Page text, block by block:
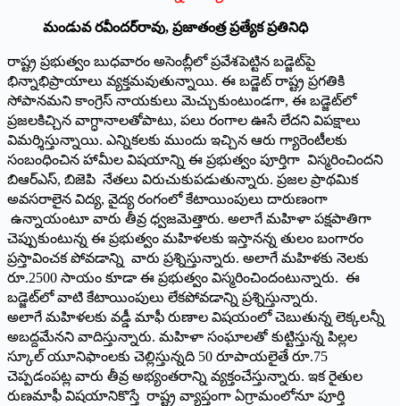
మండువ రవీందర్‌రావు, ప్రజాతంత్ర ప్రత్యేక ప్రతినిధి
రాష్ట్ర ప్రభుత్వం బుధవారం అసెంబ్లీలో ప్రవేశపెట్టిన బడ్జెట్‌పై
భిన్నాభిప్రాయాలు వ్యక్తమవుతున్నాయి. ఈ బడ్జెట్‌ రాష్ట్ర ప్రగతికి
సోపానమని కాంగ్రెస్‌ నాయకులు మెచ్చుకుంటుండగా, ఈ బడ్జెట్‌లో
ప్రజలకిచ్చిన వాగ్ధానాలతోపాటు, పలు రంగాల ఊసే లేదని విపక్షాలు
విమర్శిస్తున్నాయి. ఎన్నికలకు ముందు ఇచ్చిన ఆరు గ్యారెంటీలకు
సంబంధించిన హామీల విషయాన్ని ఈ ప్రభుత్వం పూర్తిగా విస్మరించిందని
బిఆర్‌ఎస్‌, బిజెపి నేతలు విరుచుకుపడుతున్నారు. ప్రజల ప్రాథమిక
అవసరాలైన విద్య, వైద్య రంగంలో కేటాయింపులు దారుణంగా
ఉన్నాయంటూ వారు తీవ్ర ధ్వజమెత్తారు. అలాగే మహిళా పక్షపాతిగా
చెప్పుకుంటున్న ఈ ప్రభుత్వం మహిళలకు ఇస్తానన్న తులం బంగారం
ప్రస్తావించక పోవడాన్ని వారు ప్రశ్నిస్తున్నారు. అలాగే మహిళకు నెలకు
రూ.2500 సాయం కూడా ఈ ప్రభుత్వం విస్మరించిందంటున్నారు. ఈ
బడ్జెట్‌లో వాటి కేటాయింపులు లేకపోవడాన్ని ప్రశ్నిస్తున్నారు.
అలాగే మహిళలకు వడ్డీ మాఫీ రుణాల విషయంలో చెబుతున్న లెక్కలన్నీ
అబద్దమేనని వాదిస్తున్నారు. మహిళా సంఘాలతో కుట్టిస్తున్న పిల్లల
స్కూల్‌ యూనిఫాంలకు చెల్లిస్తున్నది 50 రూపాయలైతే రూ.75
చెప్పడంపట్ల వారు తీవ్ర అభ్యంతరాన్ని వ్యక్తంచేస్తున్నారు. ఇక రైతుల
రుణమాఫీ విషయానికొస్తే రాష్ట్ర వ్యాప్తంగా ఏగ్రామంలోనూ పూర్తి